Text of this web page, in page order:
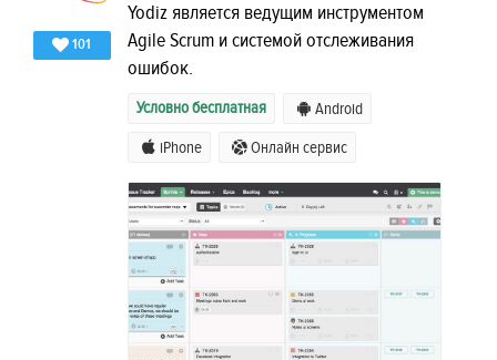
101
Yodiz является ведущим инструментом
Agile Scrum и системой отслеживания
ошибок.
Условно бесплатная Android
iPhone Онлайн сервис